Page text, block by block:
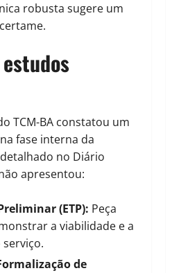
robusta sugere um
TCM-BA constatou um
fase interna da
no Diário
apresentou:
(ETP): Peça
a viabilidade e a
de